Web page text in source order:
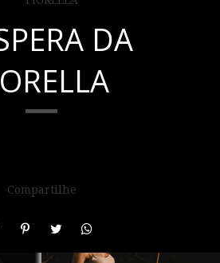
DA
Compartilhe